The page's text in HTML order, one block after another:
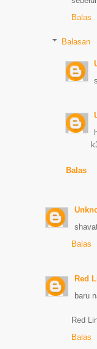
Balas
Balasan
Balas
Balas
Red
baru
Red
Balas